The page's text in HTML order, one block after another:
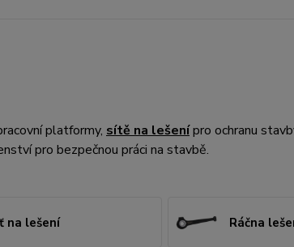
platformy, sítě na lešenípro ochranu
pro bezpečnou práci na stavbě.
na lešení Ráčna